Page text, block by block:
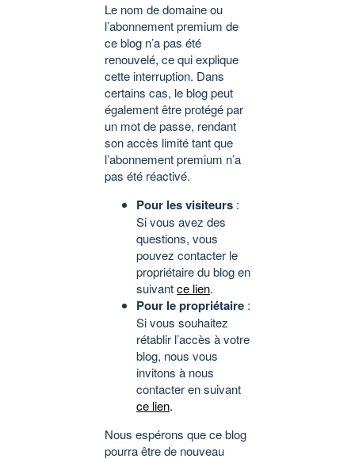
Le nom de domaine ou
l’abonnement premium de
ce blog n’a pas été
renouvelé, ce qui explique
cette interruption. Dans
certains cas, le blog peut
également être protégé par
un mot de passe, rendant
son accès limité tant que
l’abonnement premium n’a
pas été réactivé.
Pour les visiteurs :
Si vous avez des
questions, vous
pouvez contacter le
propriétaire du blog en
suivantce lien.
Pour le propriétaire :
Si vous souhaitez
rétablir l’accès à votre
blog, nous vous
invitons à nous
contacter en suivant
ce lien.
Nous espérons que ce blog
pourra être de nouveau